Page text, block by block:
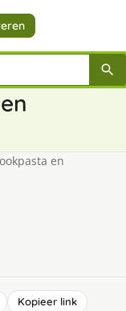
en
Kopieer link